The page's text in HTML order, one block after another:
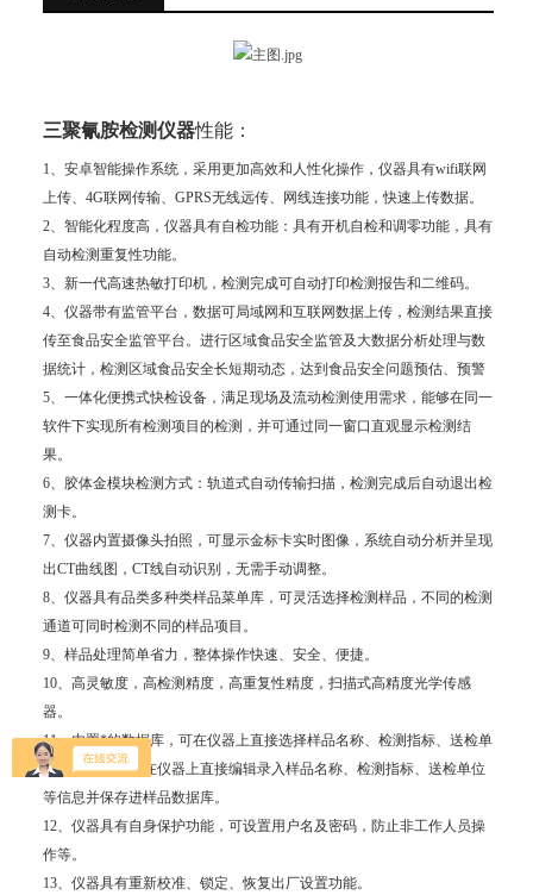
三聚氰胺检测仪器性能：
1、安卓智能操作系统，采用更加高效和人性化操作，仪器具有wifi联网
上传、4G联网传输、GPRS无线远传、网线连接功能，快速上传数据。
2、智能化程度高，仪器具有自检功能：具有开机自检和调零功能，具有
自动检测重复性功能。
3、新一代高速热敏打印机，检测完成可自动打印检测报告和二维码。
4、仪器带有监管平台，数据可局域网和互联网数据上传，检测结果直接
传至食品安全监管平台。进行区域食品安全监管及大数据分析处理与数
据统计，检测区域食品安全长短期动态，达到食品安全问题预估、预警
5、一体化便携式快检设备，满足现场及流动检测使用需求，能够在同一
软件下实现所有检测项目的检测，并可通过同一窗口直观显示检测结
果。
6、胶体金模块检测方式：轨道式自动传输扫描，检测完成后自动退出检
测卡。
7、仪器内置摄像头拍照，可显示金标卡实时图像，系统自动分析并呈现
出CT曲线图，CT线自动识别，无需手动调整。
8、仪器具有品类多种类样品菜单库，可灵活选择检测样品，不同的检测
通道可同时检测不同的样品项目。
9、样品处理简单省力，整体操作快速、安全、便捷。
10、高灵敏度，高检测精度，高重复性精度，扫描式高精度光学传感
器。
11、内置*的数据库，可在仪器上直接选择样品名称、检测指标、送检单
位等信息，也可在仪器上直接编辑录入样品名称、检测指标、送检单位
等信息并保存进样品数据库。
12、仪器具有自身保护功能，可设置用户名及密码，防止非工作人员操
作等。
13、仪器具有重新校准、锁定、恢复出厂设置功能。